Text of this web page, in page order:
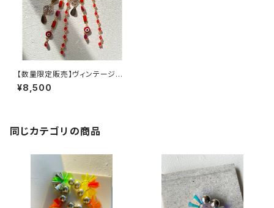
【数量限定販売】ヴィンテージパ
ーツをふんだんに使ったイヤー
フック
¥8,500
同じカテゴリの商品